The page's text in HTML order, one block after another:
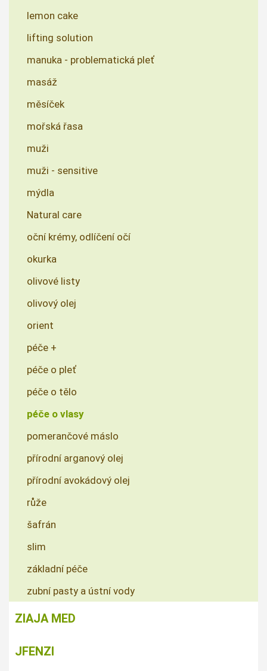
lemon cake
lifting solution
manuka - problematická pleť
masáž
měsíček
mořská řasa
muži
muži - sensitive
mýdla
Natural care
oční krémy, odlíčení očí
okurka
olivové listy
olivový olej
orient
péče +
péče o pleť
péče o tělo
péče o vlasy
pomerančové máslo
přírodní arganový olej
přírodní avokádový olej
růže
šafrán
slim
základní péče
zubní pasty a ústní vody
ZIAJA MED
JFENZI